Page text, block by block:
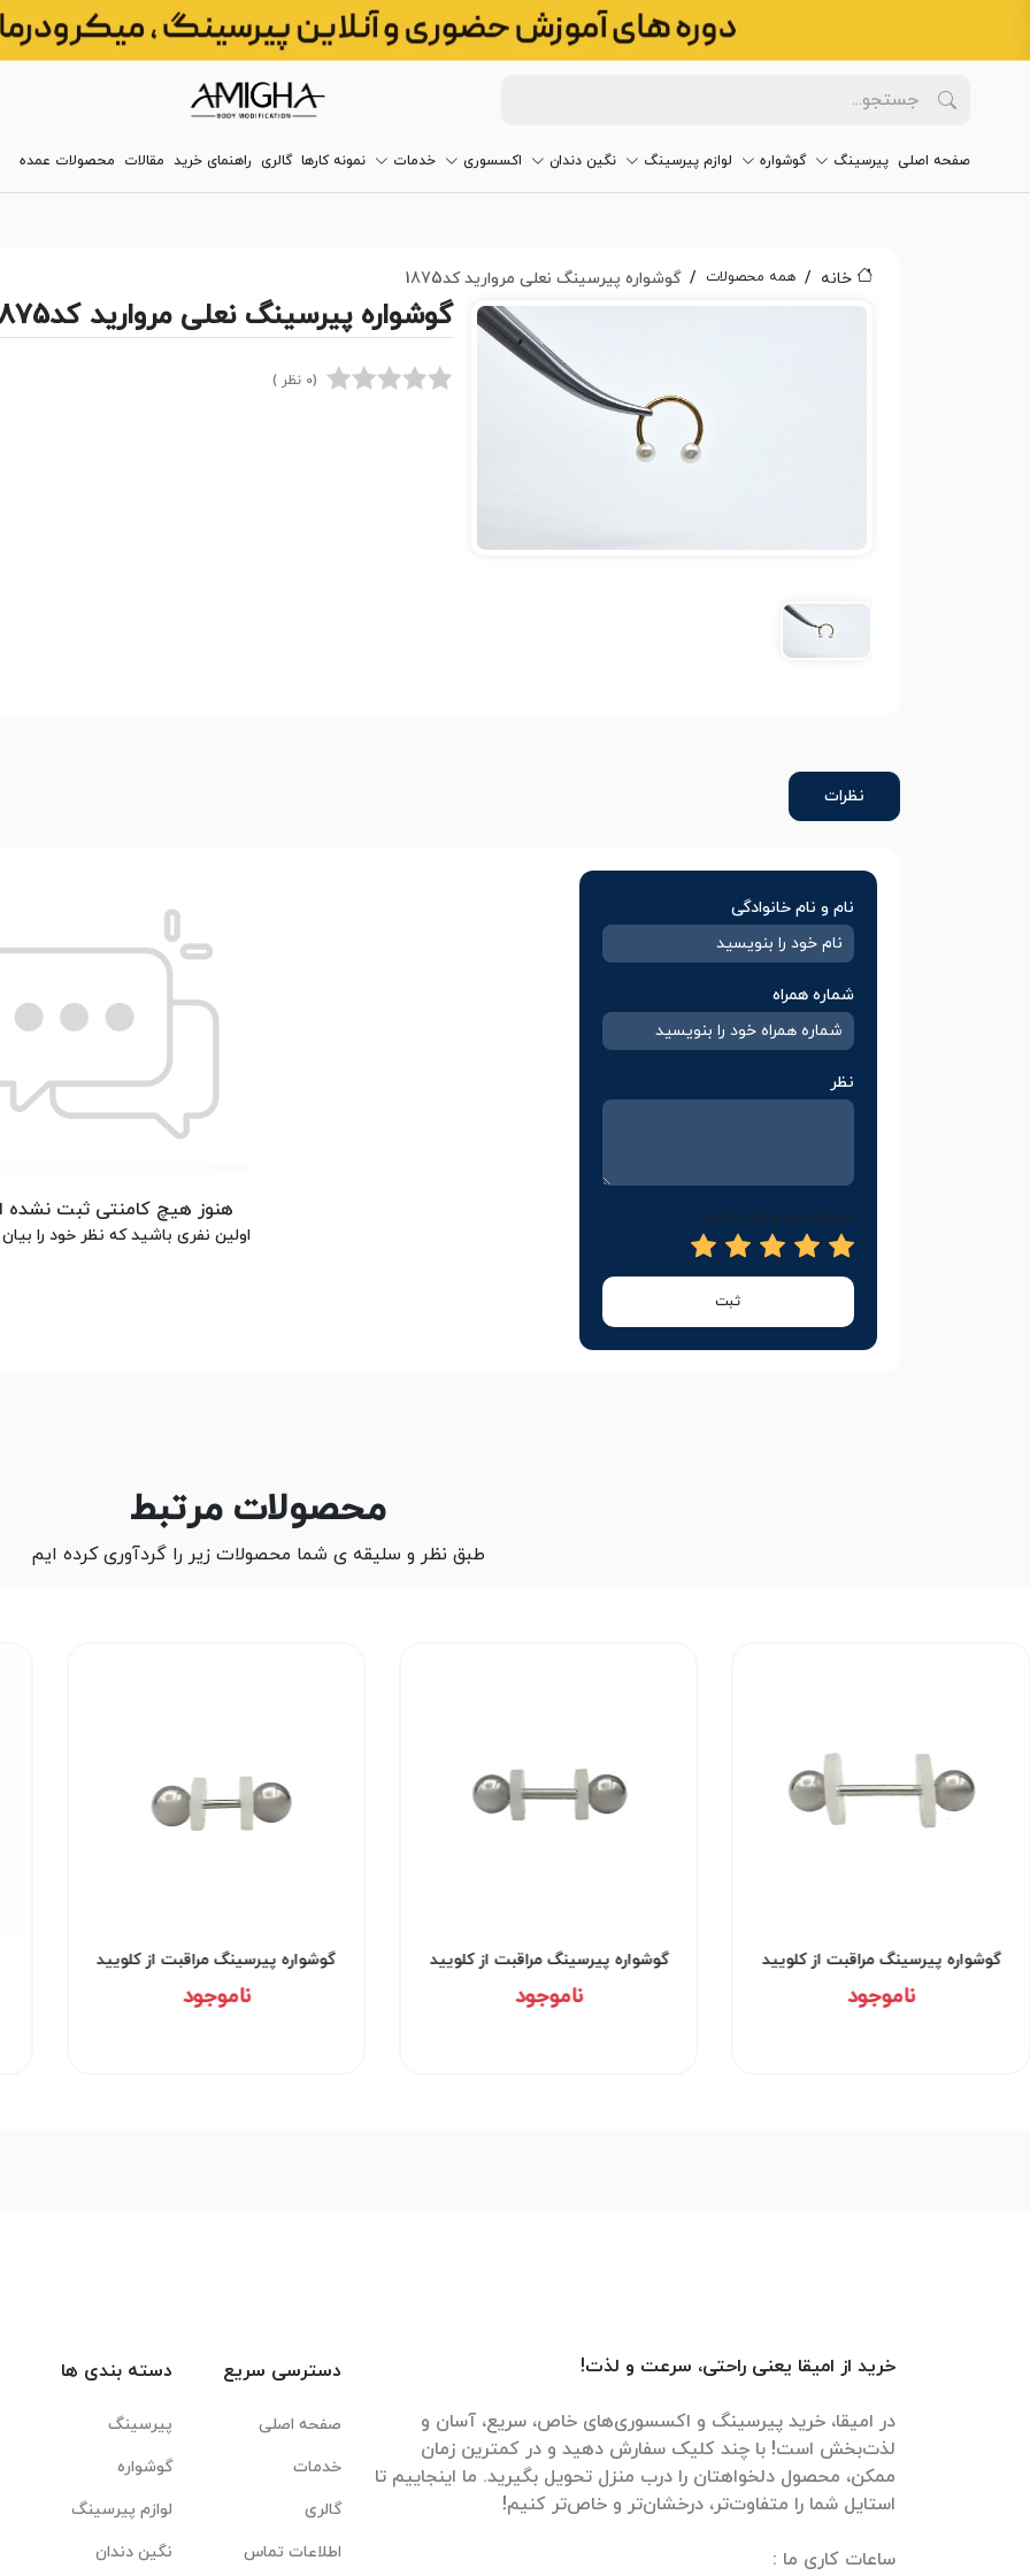
صفحه اصلی پیرسینگ گوشواره لوازم پیرسینگ نگین دندان اکسسوری خدمات نمونه کارها گالری راهنمای خرید مقالات محصولات عمده
خانه همه محصولات گوشواره پیرسینگ نعلی مروارید کد1875
گوشواره پیرسینگ نعلی مروارید کد1875
(0 نظر )
نظرات
نام و نام خانوادگی
شماره همراه
نظر
امتیاز خود را وارد کنید
ثبت
هنوز هیچ کامنتی ثبت
اولین نفری باشید که نظر خود را
محصولات مرتبط
طبق نظر و سلیقه ی شما محصولات زیر را گردآوری کرده ایم
گوشواره پیرسینگ مراقبت از کلویید
کد۲۹۵۳
ناموجود
گوشواره پیرسینگ مراقبت از کلویید
کد۲۹۵۲
ناموجود
گوشواره پیرسینگ مراقبت از کلویید
ناموجود
خرید از امیقا یعنی راحتی، سرعت و لذت!
در امیقا، خرید پیرسینگ و اکسسوری‌های خاص، سریع، آسان و
لذت‌بخش است! با چند کلیک سفارش دهید و در کمترین زمان
ممکن، محصول دلخواهتان را درب منزل تحویل بگیرید. ما اینجاییم تا
دسترسی سریع
صفحه اصلی
خدمات
گالری
اطلاعات تماس
دسته بندی ها
پیرسینگ
گوشواره
لوازم پیرسینگ
نگین دندان